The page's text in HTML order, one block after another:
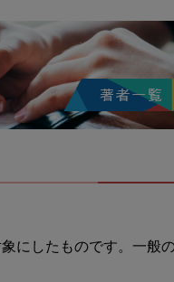
にしたものです。一般